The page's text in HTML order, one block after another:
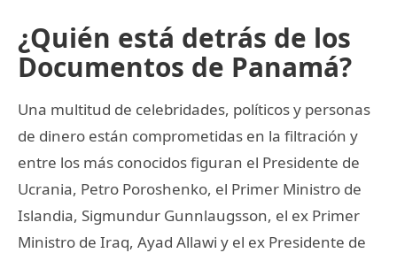
¿Quién está detrás de los
Documentos de Panamá?
Una multitud de celebridades, políticos y personas
de dinero están comprometidas en la filtración y
entre los más conocidos figuran el Presidente de
Ucrania, Petro Poroshenko, el Primer Ministro de
Islandia, Sigmundur Gunnlaugsson, el ex Primer
Ministro de Iraq, Ayad Allawi y el ex Presidente de